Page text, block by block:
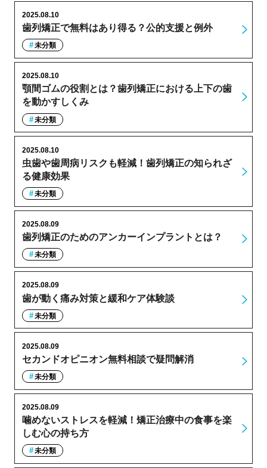
歯列矯正で無料はあり得る？公的支援と例外
2025.08.10
未分類
顎間ゴムの役割とは？歯列矯正における上下の歯
を動かすしくみ
2025.08.10
未分類
虫歯や歯周病リスクも軽減！歯列矯正の知られざ
る健康効果
2025.08.10
未分類
歯列矯正のためのアンカーインプラントとは？
2025.08.09
未分類
歯が動く痛み対策と緩和ケア体験談
2025.08.09
未分類
セカンドオピニオン無料相談で疑問解消
2025.08.09
未分類
噛めないストレスを軽減！矯正治療中の食事を楽
しむ心の持ち方
2025.08.09
未分類